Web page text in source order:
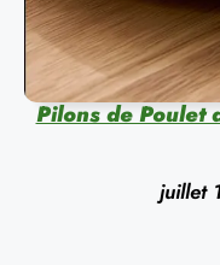
Pilons de Poulet
juillet